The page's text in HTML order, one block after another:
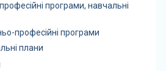
програми, навчальні
професійні програми
плани